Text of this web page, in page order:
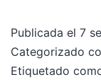
Publicada el 7
Categorizado
Etiquetado